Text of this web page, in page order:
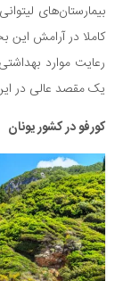
بیمارستان‌های
کاملا در آرامش این
رعایت موارد
یک مقصد عالی در
کورفو در کشور یونان